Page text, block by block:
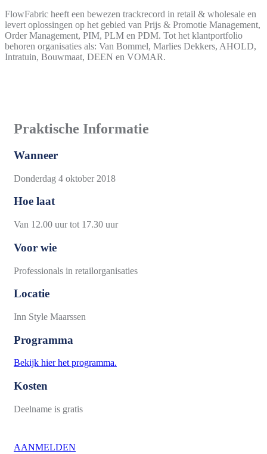
FlowFabric heeft een bewezen trackrecord in retail & wholesale en
levert oplossingen op het gebied van Prijs & Promotie Management,
Order Management, PIM, PLM en PDM. Tot het klantportfolio
behoren organisaties als: Van Bommel, Marlies Dekkers, AHOLD,
Intratuin, Bouwmaat, DEEN en VOMAR.
Praktische Informatie
Wanneer
Donderdag 4 oktober 2018
Hoe laat
Van 12.00 uur tot 17.30 uur
Voor wie
Professionals in retailorganisaties
Locatie
Inn Style Maarssen
Programma
Bekijk hier het programma.
Kosten
Deelname is gratis
AANMELDEN